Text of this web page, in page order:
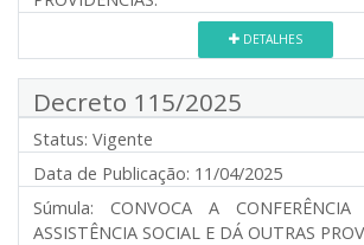
DETALHES
Decreto 115/2025
Status: Vigente
Data de Publicação: 11/04/2025
Súmula: CONVOCA A
ASSISTÊNCIA SOCIAL E DÁ OUTRAS